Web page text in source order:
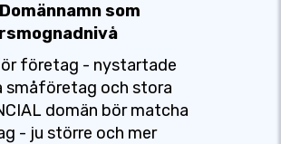
som
företag - nystartade
småföretag och stora
domän bör matcha
- ju större och mer